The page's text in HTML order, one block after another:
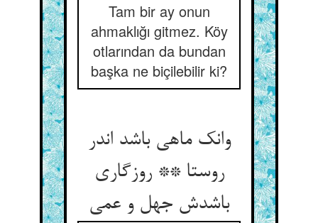
Tam bir ay onun
ahmaklığı gitmez. Köy
otlarından da bundan
başka ne biçilebilir ki?
وانک ماهی باشد اندر
روستا ** روزگاری
باشدش جهل و عمی